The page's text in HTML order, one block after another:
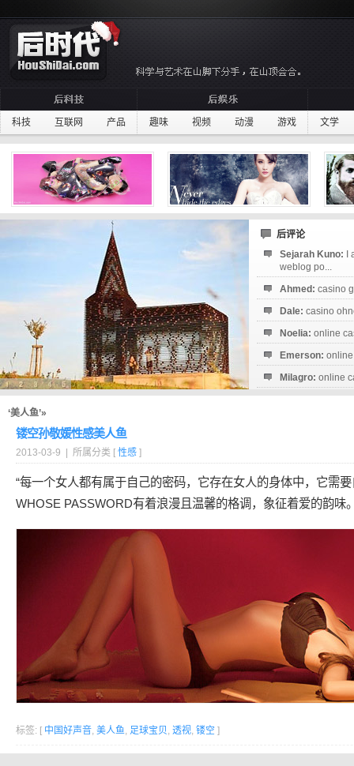
科技 互联网 产品 趣味 视频 动漫 游戏 文学
后评论
Sejarah Kuno:
weblog po...
Ahmed: casino
Dale: casino
Noelia: online
Emerson:
Milagro: online
‘美人鱼’»
镂空孙敬媛性感美人鱼
2013-03-9 | 所属分类 [ 性感 ]
“每一个女人都有属于自己的密码，它存在女人的身体中，它需
WHOSE PASSWORD有着浪漫且温馨的格调，象征着爱的韵味
标签: [ 中国好声音, 美人鱼, 足球宝贝, 透视, 镂空 ]